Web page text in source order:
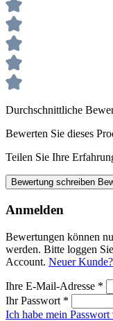
Durchschnittliche
Bewerten Sie dieses
Teilen Sie Ihre
Bewertung schreiben
Anmelden
Bewertungen können
werden. Bitte loggen
Account. Neuer Kunde?
Ihre E-Mail-Adresse *
Ihr Passwort *
Ich habe mein Passwort